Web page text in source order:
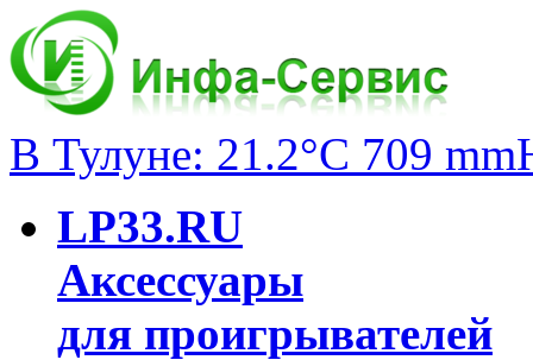
В Тулуне: 21.2°C 709
LP33.RU
Аксессуары
для проигрывателей